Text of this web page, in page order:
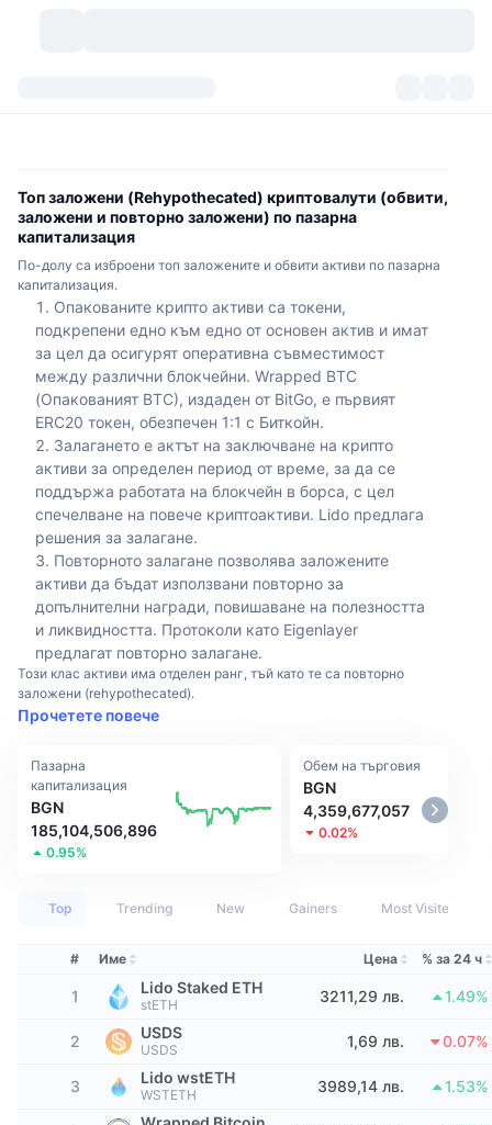
Категории
Исторически моментни снимки
Отключвания на токени
Продукти за доходност
Активи от реалния свят
Класации
Набиращи популярност
Предстоящи
Наскоро добавени
Печеливши и губещи
Най-посещавани
Настроения в общността
Набиращи популярност
Ново
Преглед на пазара
Спот пазар
Брой криптовалути
Биткойн хазни
БНБ хазни
Притоци/отливи от борси
Индикатори
Индекс на страха и алчността.
Индекс на сезона на алткойните
Индикатори на пазарния цикъл
Доминиране на Биткойн
Индекс CoinMarketCap 20
Крипто ETF-и
Борсово търгувани фондове на Биткойн
Сигнали
Популярни
Нов
Печеливши
Мем експолорър
Топ трейдъри
Борси
Централизирани борси
Спот
Деривати
Децентрализирани борси
Спот
Деривати
Community
Фийдове
Теми
Сесии на живо
Статии
Настроение
API
API
Крипто API
DEX API
Предприятие
Цени
Ресурси
ЧЗВ
AI интеграции
CMC Агентски хъб
Пазар на умения
CMC MCP
Продукти
Продукти
Конвертор
Бюлетин
CMC Launch
CMC Labs
CMC Max
Топ истории
Бот в Telegram
Уиджети на сайта
Новини
Топ заложени (Rehypothecated) криптовалути (обвити,
заложени и повторно заложени) по пазарна
капитализация
По-долу са изброени топ заложените и обвити активи по пазарна
капитализация.
Опакованите крипто активи са токени,
подкрепени едно към едно от основен актив и имат
за цел да осигурят оперативна съвместимост
между различни блокчейни. Wrapped BTC
(Опакованият BTC), издаден от BitGo, е първият
ERC20 токен, обезпечен 1:1 с Биткойн.
Залагането е актът на заключване на крипто
активи за определен период от време, за да се
поддържа работата на блокчейн в борса, с цел
спечелване на повече криптоактиви. Lido предлага
решения за залагане.
Повторното залагане позволява заложените
активи да бъдат използвани повторно за
допълнителни награди, повишаване на полезността
и ликвидността. Протоколи като Eigenlayer
предлагат повторно залагане.
Този клас активи има отделен ранг, тъй като те са повторно
заложени (rehypothecated).
Прочетете повече
Пазарна
капитализация
BGN
185,104,506,896
0.95%
Обем на търговия
BGN
4,359,677,057
0.02%
Top Trending New Gainers Most Visited
# Име Цена % за 24 ч
1 Lido Staked ETH
stETH 3211,29 лв. 1.49%
2 USDS
USDS 1,69 лв. 0.07%
3 Lido wstETH
WSTETH 3989,14 лв. 1.53%